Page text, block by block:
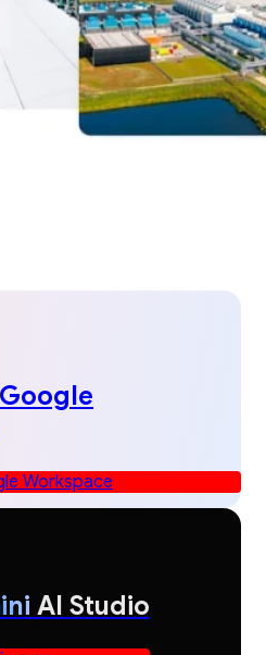
Workspace
AI Studio